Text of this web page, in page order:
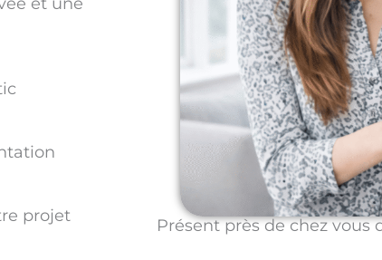
projet Présent près de chez vous